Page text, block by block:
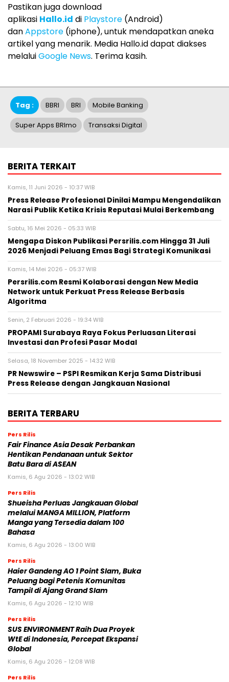
Pastikan juga download
aplikasi Hallo.id di Playstore (Android)
danAppstore (iphone), untuk mendapatkan aneka
artikel yang menarik. Media Hallo.id dapat diakses
melaluiGoogle News. Terima kasih.
Tag : BBRI BRI Mobile Banking
Super Apps BRImo Transaksi Digital
BERITA TERKAIT
Kamis, 11 Juni 2026 - 10:37 WIB
Press Release Profesional Dinilai Mampu Mengendalikan
Narasi Publik Ketika Krisis Reputasi Mulai Berkembang
Sabtu, 16 Mei 2026 - 05:33 WIB
Mengapa Diskon Publikasi Persrilis.com Hingga 31 Juli
2026 Menjadi Peluang Emas Bagi Strategi Komunikasi
Kamis, 14 Mei 2026 - 05:37 WIB
Persrilis.com Resmi Kolaborasi dengan New Media
Network untuk Perkuat Press Release Berbasis
Algoritma
Senin, 2 Februari 2026 - 19:34 WIB
PROPAMI Surabaya Raya Fokus Perluasan Literasi
Investasi dan Profesi Pasar Modal
Selasa, 18 November 2025 - 14:32 WIB
PR Newswire – PSPI Resmikan Kerja Sama Distribusi
Press Release dengan Jangkauan Nasional
BERITA TERBARU
Pers Rilis
Fair Finance Asia Desak Perbankan
Hentikan Pendanaan untuk Sektor
Batu Bara di ASEAN
Kamis, 6 Agu 2026 - 13:02 WIB
Pers Rilis
Shueisha Perluas Jangkauan Global
melalui MANGA MILLION, Platform
Manga yang Tersedia dalam 100
Bahasa
Kamis, 6 Agu 2026 - 13:00 WIB
Pers Rilis
Haier Gandeng AO 1 Point Slam, Buka
Peluang bagi Petenis Komunitas
Tampil di Ajang Grand Slam
Kamis, 6 Agu 2026 - 12:10 WIB
Pers Rilis
SUS ENVIRONMENT Raih Dua Proyek
WtE di Indonesia, Percepat Ekspansi
Global
Kamis, 6 Agu 2026 - 12:08 WIB
Pers Rilis